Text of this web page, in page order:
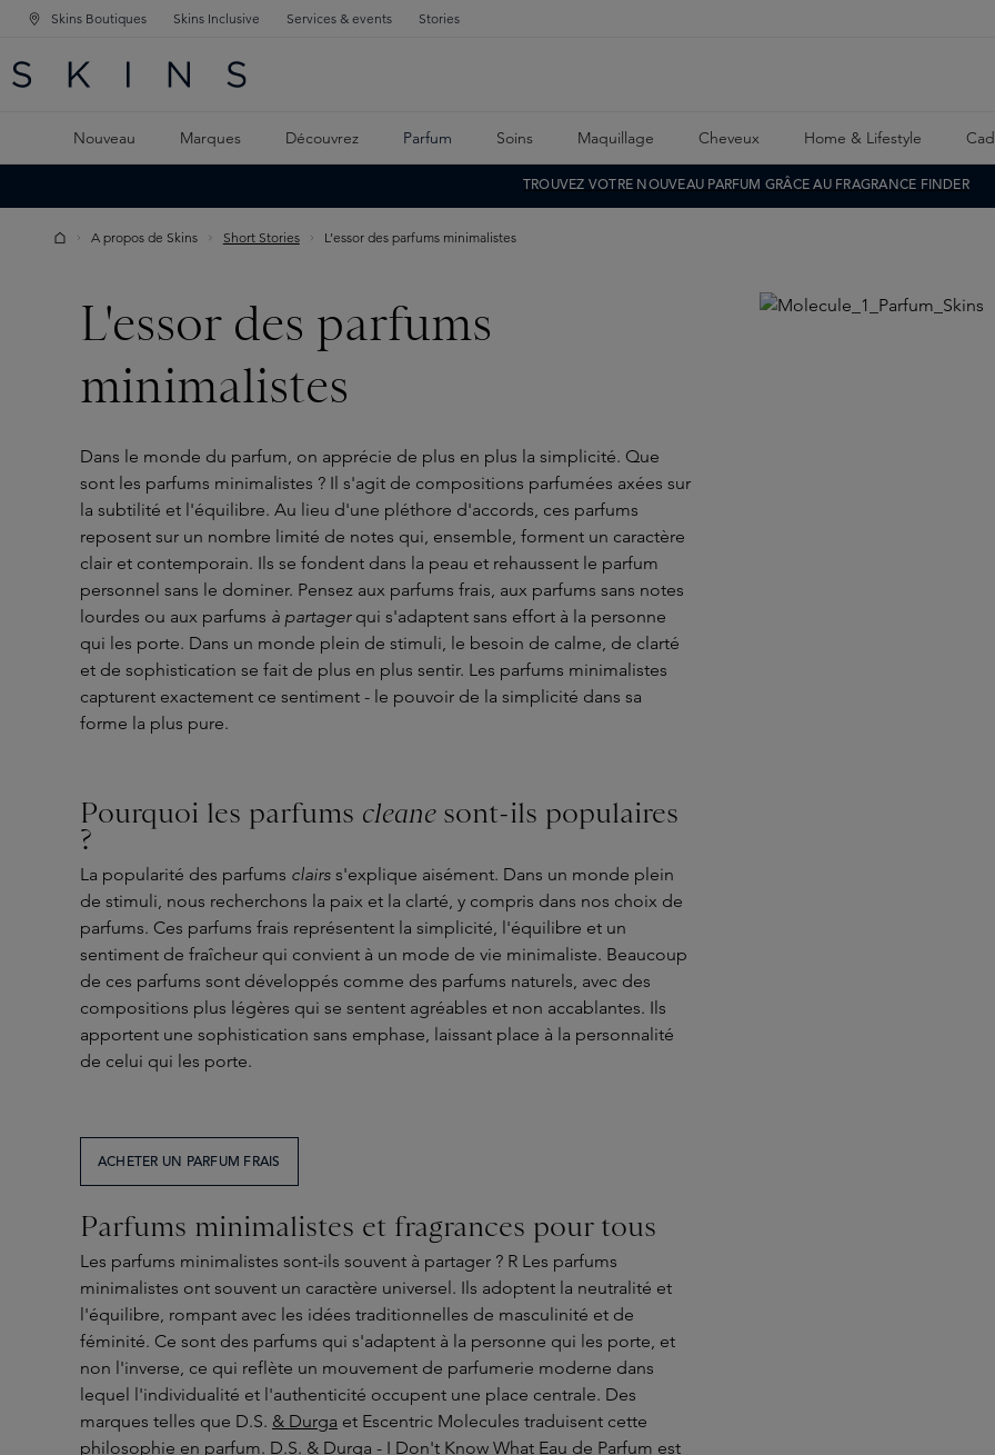
PRINCIPALE
CONTENU PRINCIPAL
Skins Boutiques Skins Inclusive Services & events Stories
Nouveau Marques Découvrez Parfum Soins Maquillage Cheveux Home & Lifestyle
TROUVEZ VOTRE NOUVEAU PARFUM GRÂCE AU FRAGRANCE FINDER
A propos de Skins Short Stories L’essor des parfums minimalistes
L'essor des parfums
minimalistes
Dans le monde du parfum, on apprécie de plus en plus la simplicité. Que
sont les parfums minimalistes ? Il s'agit de compositions parfumées axées sur
la subtilité et l'équilibre. Au lieu d'une pléthore d'accords, ces parfums
reposent sur un nombre limité de notes qui, ensemble, forment un caractère
clair et contemporain. Ils se fondent dans la peau et rehaussent le parfum
personnel sans le dominer. Pensez aux parfums frais, aux parfums sans notes
lourdes ou aux parfums à partagerqui s'adaptent sans effort à la personne
qui les porte. Dans un monde plein de stimuli, le besoin de calme, de clarté
et de sophistication se fait de plus en plus sentir. Les parfums minimalistes
capturent exactement ce sentiment - le pouvoir de la simplicité dans sa
forme la plus pure.
Pourquoi les parfums cleane sont-ils populaires
?
La popularité des parfums clairs s'explique aisément. Dans un monde plein
de stimuli, nous recherchons la paix et la clarté, y compris dans nos choix de
parfums. Ces parfums frais représentent la simplicité, l'équilibre et un
sentiment de fraîcheur qui convient à un mode de vie minimaliste. Beaucoup
de ces parfums sont développés comme des parfums naturels, avec des
compositions plus légères qui se sentent agréables et non accablantes. Ils
apportent une sophistication sans emphase, laissant place à la personnalité
de celui qui les porte.
ACHETER UN PARFUM FRAIS
Parfums minimalistes et fragrances pour tous
Les parfums minimalistes sont-ils souvent à partager ? R Les parfums
minimalistes ont souvent un caractère universel. Ils adoptent la neutralité et
l'équilibre, rompant avec les idées traditionnelles de masculinité et de
féminité. Ce sont des parfums qui s'adaptent à la personne qui les porte, et
non l'inverse, ce qui reflète un mouvement de parfumerie moderne dans
lequel l'individualité et l'authenticité occupent une place centrale. Des
marques telles que D.S. & Durga et Escentric Molecules traduisent cette
philosophie en parfum. D.S. & Durga - I Don't Know What Eau de Parfum est